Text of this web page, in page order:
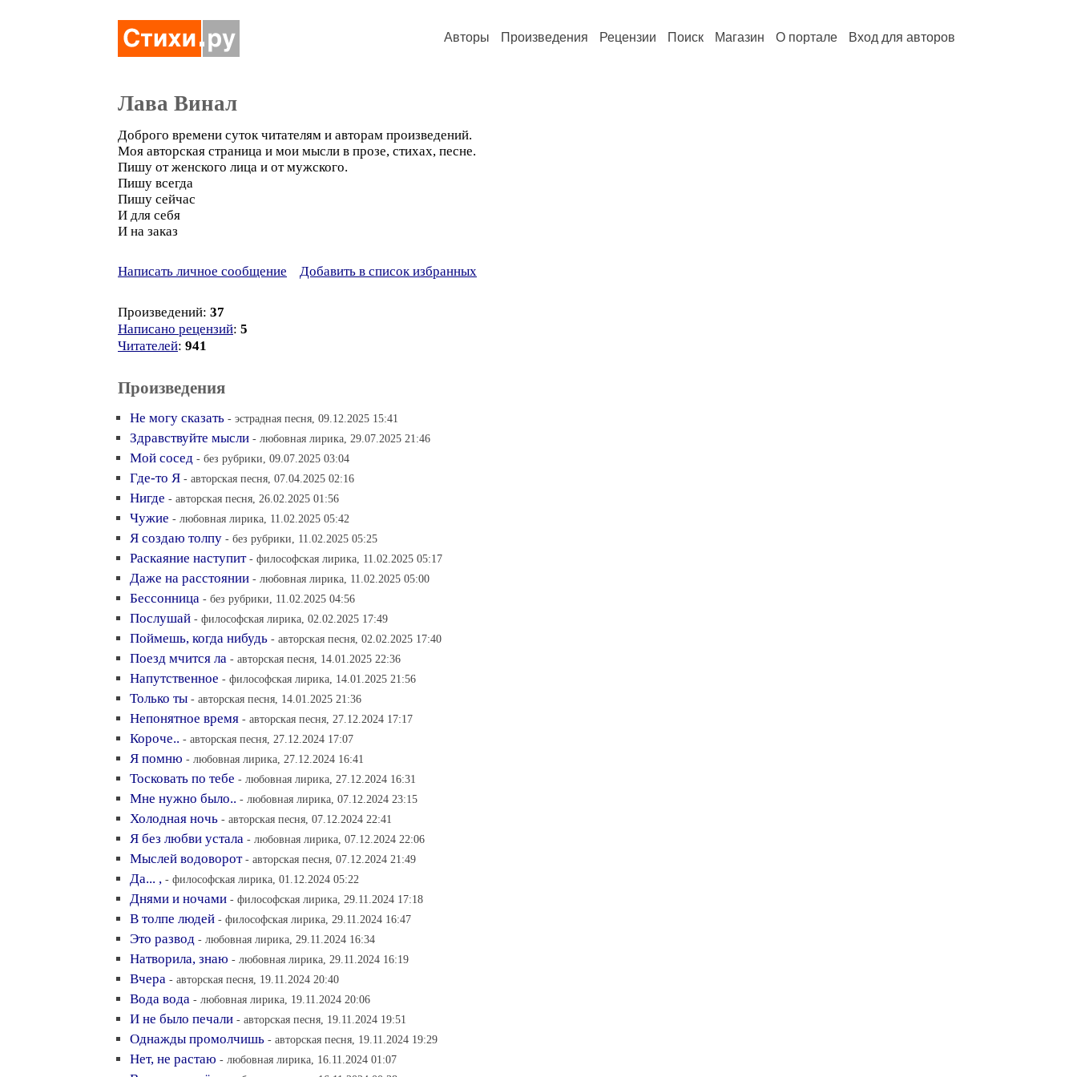
Авторы Произведения Рецензии Поиск Магазин О портале Вход для авторов
Лава Винал
Доброго времени суток читателям и авторам произведений.
Моя авторская страница и мои мысли в прозе, стихах, песне.
Пишу от женского лица и от мужского.
Пишу всегда
Пишу сейчас
И для себя
И на заказ
Написать личное сообщение Добавить в список избранных
Произведений: 37
Написано рецензий: 5
Читателей: 941
Произведения
Не могу сказать - эстрадная песня, 09.12.2025 15:41
Здравствуйте мысли - любовная лирика, 29.07.2025 21:46
Мой сосед - без рубрики, 09.07.2025 03:04
Где-то Я - авторская песня, 07.04.2025 02:16
Нигде - авторская песня, 26.02.2025 01:56
Чужие - любовная лирика, 11.02.2025 05:42
Я создаю толпу - без рубрики, 11.02.2025 05:25
Раскаяние наступит - философская лирика, 11.02.2025 05:17
Даже на расстоянии - любовная лирика, 11.02.2025 05:00
Бессонница - без рубрики, 11.02.2025 04:56
Послушай - философская лирика, 02.02.2025 17:49
Поймешь, когда нибудь - авторская песня, 02.02.2025 17:40
Поезд мчится ла - авторская песня, 14.01.2025 22:36
Напутственное - философская лирика, 14.01.2025 21:56
Только ты - авторская песня, 14.01.2025 21:36
Непонятное время - авторская песня, 27.12.2024 17:17
Короче.. - авторская песня, 27.12.2024 17:07
Я помню - любовная лирика, 27.12.2024 16:41
Тосковать по тебе - любовная лирика, 27.12.2024 16:31
Мне нужно было.. - любовная лирика, 07.12.2024 23:15
Холодная ночь - авторская песня, 07.12.2024 22:41
Я без любви устала - любовная лирика, 07.12.2024 22:06
Мыслей водоворот - авторская песня, 07.12.2024 21:49
Да... , - философская лирика, 01.12.2024 05:22
Днями и ночами - философская лирика, 29.11.2024 17:18
В толпе людей - философская лирика, 29.11.2024 16:47
Это развод - любовная лирика, 29.11.2024 16:34
Натворила, знаю - любовная лирика, 29.11.2024 16:19
Вчера - авторская песня, 19.11.2024 20:40
Вода вода - любовная лирика, 19.11.2024 20:06
И не было печали - авторская песня, 19.11.2024 19:51
Однажды промолчишь - авторская песня, 19.11.2024 19:29
Нет, не растаю - любовная лирика, 16.11.2024 01:07